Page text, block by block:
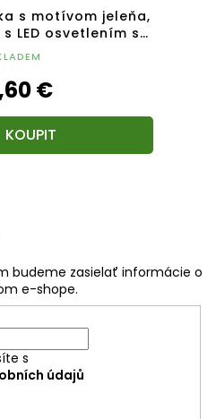
s motívom jeleňa,
LED osvetlením s
na 12V
€
budeme zasielať informácie o
e-shope.
s
údajů